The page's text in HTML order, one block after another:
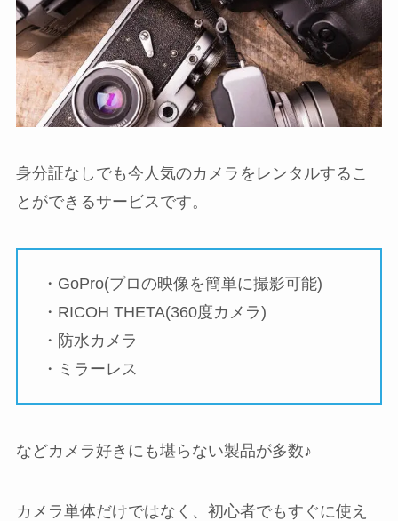
身分証なしでも今人気のカメラをレンタルするこ
とができるサービスです。
・GoPro(プロの映像を簡単に撮影可能)
・RICOH THETA(360度カメラ)
・防水カメラ
・ミラーレス
などカメラ好きにも堪らない製品が多数♪
カメラ単体だけではなく、初心者でもすぐに使え